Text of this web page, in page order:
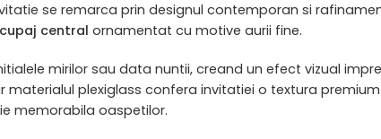
se remarca prin designul contemporan si
central ornamentat cu motive aurii fine.
mirilor sau data nuntii, creand un efect vizual
materialul plexiglass confera invitatiei o textura
memorabila oaspetilor.